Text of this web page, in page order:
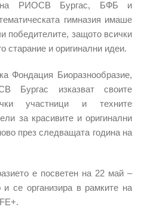
на РИОСВ Бургас, БФБ и
гимназия имаше
победителите, защото всички
старание и оригинални идеи.
Фондация Биоразнообразие,
изказват своите
участници и техните
за красивите и оригинални
през следващата година на
е посветен на 22 май –
и се организира в рамките на